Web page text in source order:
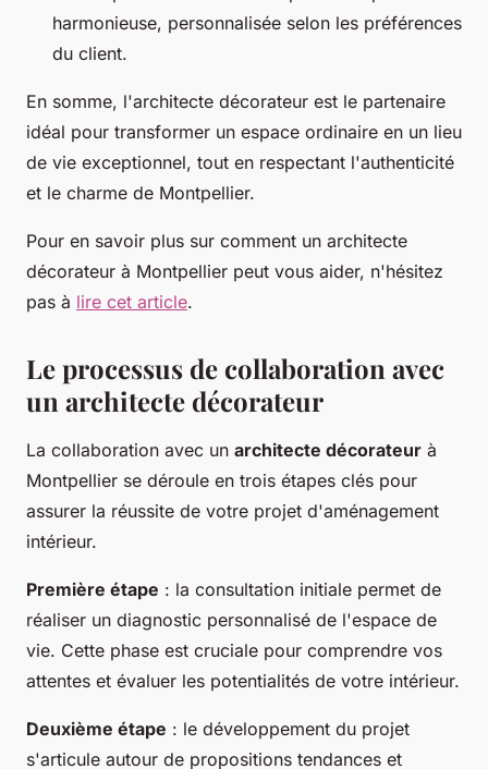
harmonieuse, personnalisée selon les préférences
du client.
En somme, l'architecte décorateur est le partenaire
idéal pour transformer un espace ordinaire en un lieu
de vie exceptionnel, tout en respectant l'authenticité
et le charme de Montpellier.
Pour en savoir plus sur comment un architecte
décorateur à Montpellier peut vous aider, n'hésitez
pas à lire cet article.
Le processus de collaboration avec
un architecte décorateur
La collaboration avec un architecte décorateur à
Montpellier se déroule en trois étapes clés pour
assurer la réussite de votre projet d'aménagement
intérieur.
Première étape : la consultation initiale permet de
réaliser un diagnostic personnalisé de l'espace de
vie. Cette phase est cruciale pour comprendre vos
attentes et évaluer les potentialités de votre intérieur.
Deuxième étape : le développement du projet
s'articule autour de propositions tendances et